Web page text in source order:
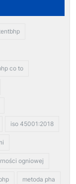
co to
iso 45001:2018
ogniowej
metoda pha